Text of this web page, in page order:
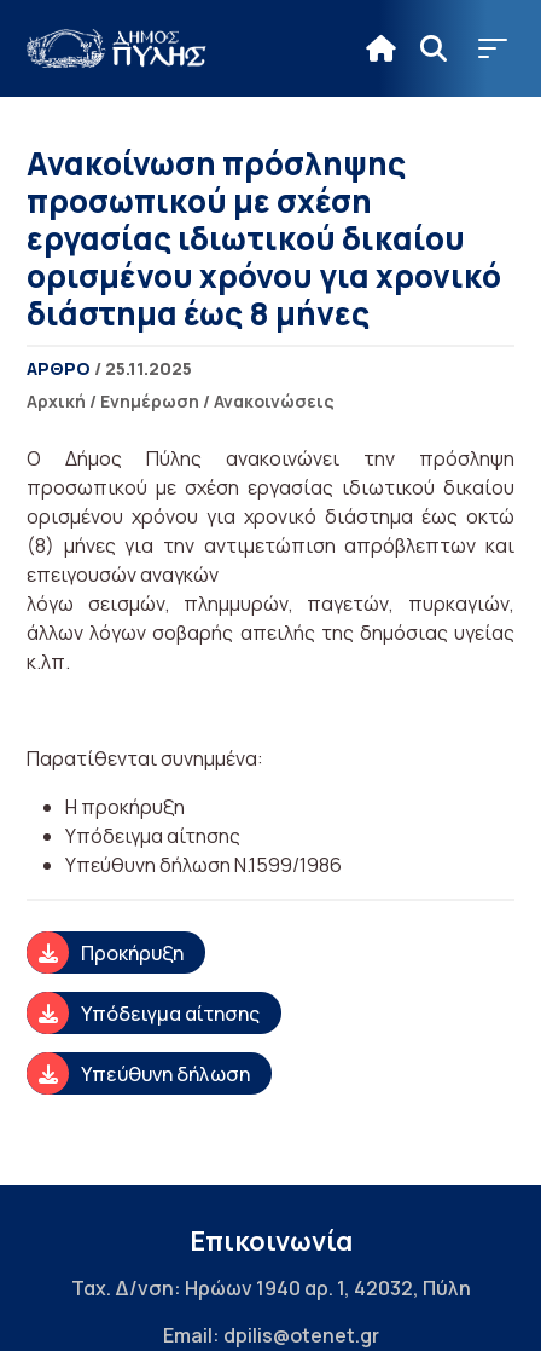
Ανακοίνωση πρόσληψης
προσωπικού με σχέση
εργασίας ιδιωτικού δικαίου
ορισμένου χρόνου για χρονικό
διάστημα έως 8 μήνες
ΑΡΘΡΟ / 25.11.2025
Αρχική / Ενημέρωση /Ανακοινώσεις
Ο Δήμος Πύλης ανακοινώνει την πρόσληψη
προσωπικού με σχέση εργασίας ιδιωτικού δικαίου
ορισμένου χρόνου για χρονικό διάστημα έως οκτώ
(8) μήνες για την αντιμετώπιση απρόβλεπτων και
επειγουσών αναγκών
λόγω σεισμών, πλημμυρών, παγετών, πυρκαγιών,
άλλων λόγων σοβαρής απειλής της δημόσιας υγείας
κ.λπ.
Παρατίθενται συνημμένα:
H προκήρυξη
Υπόδειγμα αίτησης
Υπεύθυνη δήλωση Ν.1599/1986
Προκήρυξη
Υπόδειγμα αίτησης
Υπεύθυνη δήλωση
Επικοινωνία
Ταχ. Δ/νση: Ηρώων 1940 αρ. 1, 42032, Πύλη
Email: dpilis@otenet.gr